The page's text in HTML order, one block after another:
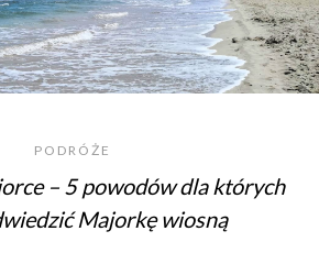
PODRÓŻE
– 5 powodów dla których
Majorkę wiosną